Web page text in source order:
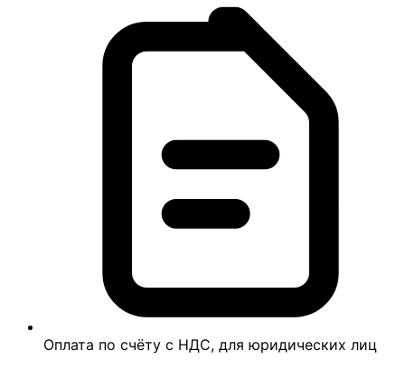
Оплата по счёту с НДС, для юридических лиц